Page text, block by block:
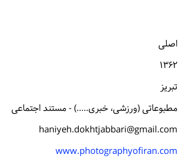
اصلی
۱۳۶۲
تبریز
مطبوعاتی (ورزشی، خبری.....) - مستند اجتماعی
haniyeh.dokhtjabbari@gmail.com
www.photographyofiran.com